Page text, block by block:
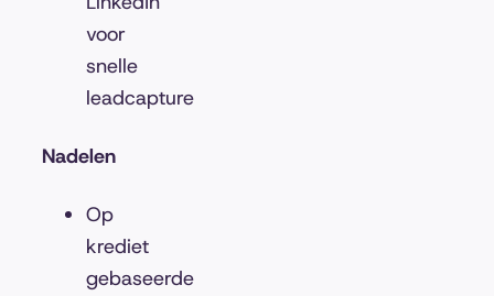
voor
snelle
leadcapture
Nadelen
Op
krediet
gebaseerde